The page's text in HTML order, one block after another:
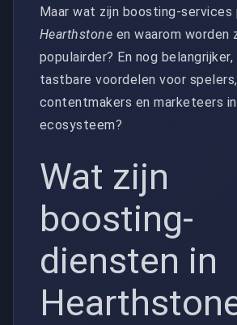
Maar wat zijn boosting-services
Hearthstone en waarom worden
populairder? En nog
tastbare voordelen voor spelers,
contentmakers en marketeers
ecosysteem?
Wat zijn
boosting-
diensten in